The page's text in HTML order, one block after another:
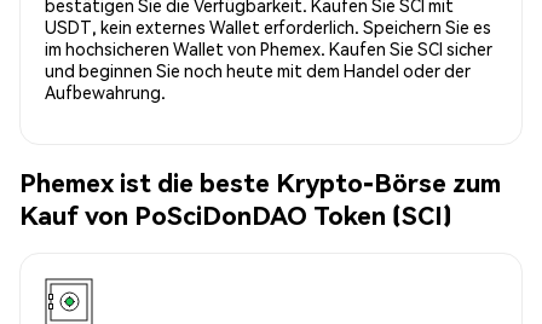
bestätigen Sie die Verfügbarkeit. Kaufen Sie SCI mit
USDT, kein externes Wallet erforderlich. Speichern Sie es
im hochsicheren Wallet von Phemex. Kaufen Sie SCI sicher
und beginnen Sie noch heute mit dem Handel oder der
Aufbewahrung.
Phemex ist die beste Krypto-Börse zum
Kauf von PoSciDonDAO Token (SCI)